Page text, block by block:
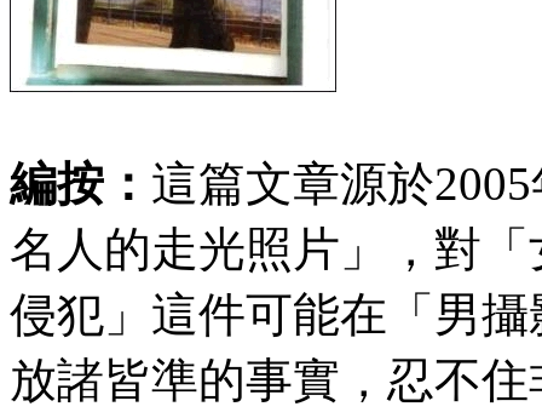
編按： 這篇文章源於
名人的走光照片」，對
侵犯」這件可能在「男
放諸皆準的事實，忍不